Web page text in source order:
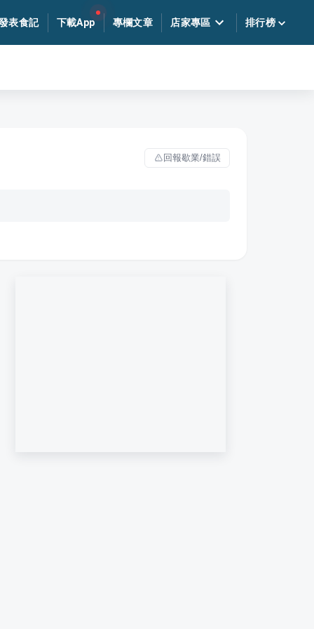
表食記 下載App 專欄文章 店家專區 排行榜
回報歇業/錯誤